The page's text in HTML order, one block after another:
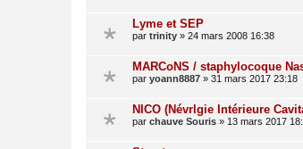
Lyme et SEP
par trinity » 24 mars 2008 16:38
MARCoNS / staphylocoque
par yoann8887 » 31 mars 2017 23:18
NICO (Névrlgie Intérieure
par chauve Souris » 13 mars 2017